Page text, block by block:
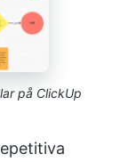
på ClickUp